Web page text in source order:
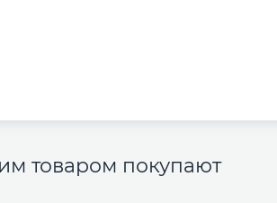
товаром покупают